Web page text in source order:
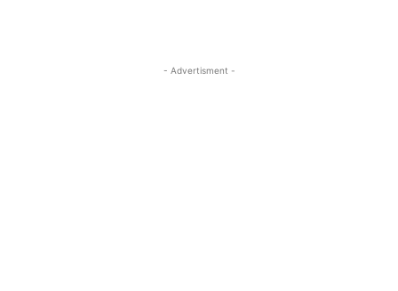
- Advertisment -